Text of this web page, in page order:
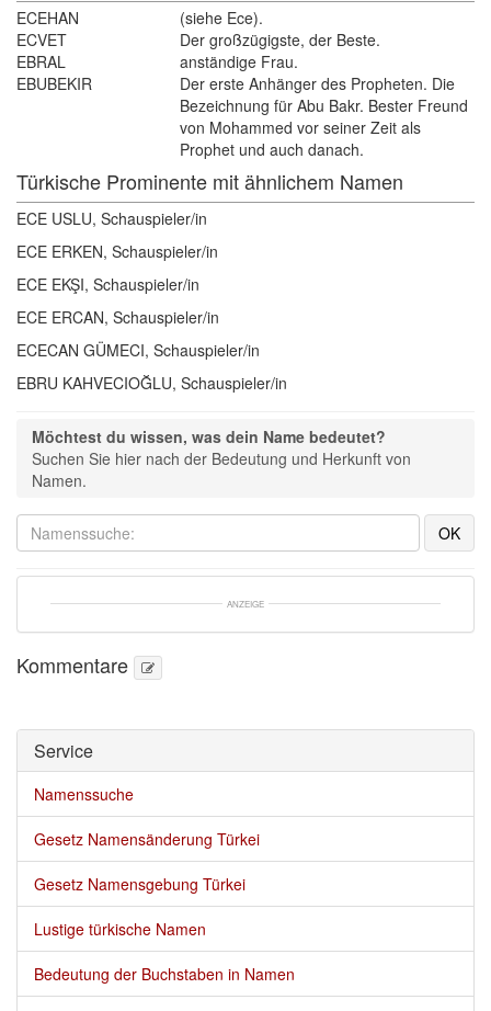
ECEHAN
(siehe Ece).
ECVET
Der großzügigste, der Beste.
EBRAL
anständige Frau.
EBUBEKIR
Der erste Anhänger des Propheten. Die
Bezeichnung für Abu Bakr. Bester Freund
von Mohammed vor seiner Zeit als
Prophet und auch danach.
Türkische Prominente mit ähnlichem Namen
ECE USLU, Schauspieler/in
ECE ERKEN, Schauspieler/in
ECE EKŞI, Schauspieler/in
ECE ERCAN, Schauspieler/in
ECECAN GÜMECI, Schauspieler/in
EBRU KAHVECIOĞLU, Schauspieler/in
Möchtest du wissen, was dein Name bedeutet?
Suchen Sie hier nach der Bedeutung und Herkunft von
Namen.
ANZEIGE
Kommentare
Service
Namenssuche
Gesetz Namensänderung Türkei
Gesetz Namensgebung Türkei
Lustige türkische Namen
Bedeutung der Buchstaben in Namen